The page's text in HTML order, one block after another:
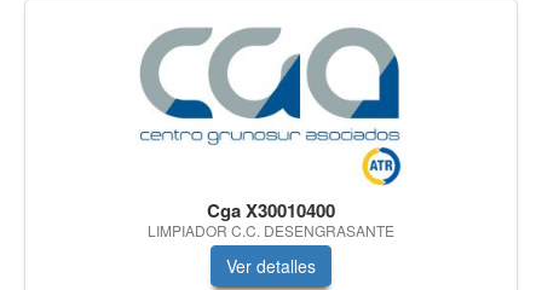
Cga X30010400
LIMPIADOR C.C. DESENGRASANTE
Ver detalles